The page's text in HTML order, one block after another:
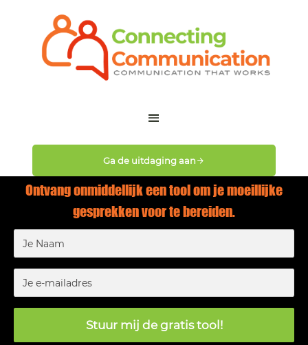
Ga de uitdaging aan
Ontvang onmiddellijk een tool om je moeillijke
gesprekken voor te bereiden.
Stuur mij de gratis tool!